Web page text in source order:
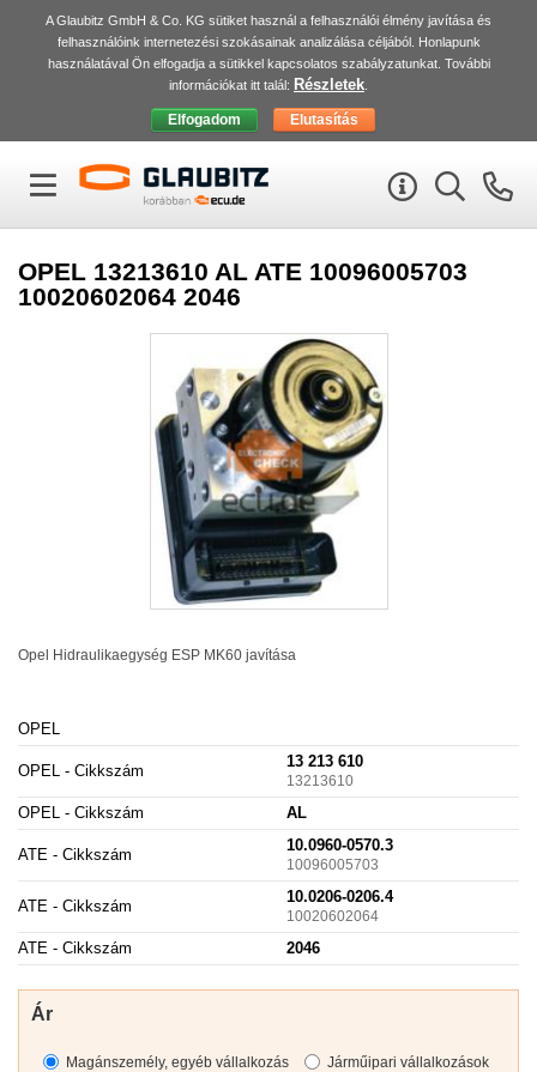
A Glaubitz GmbH & Co. KG sütiket használ a felhasználói élmény javítása és
felhasználóink internetezési szokásainak analizálása céljából. Honlapunk
használatával Ön elfogadja a sütikkel kapcsolatos szabályzatunkat. További
információkat itt talál: Részletek
OPEL 13213610 AL ATE 10096005703
10020602064 2046
Opel Hidraulikaegység ESP MK60 javítása
OPEL
OPEL - Cikkszám
13 213 610
13213610
OPEL - Cikkszám AL
ATE - Cikkszám
10.0960-0570.3
10096005703
ATE - Cikkszám
10.0206-0206.4
10020602064
ATE - Cikkszám 2046
Ár
Magánszemély, egyéb vállalkozás Járműipari vállalkozások